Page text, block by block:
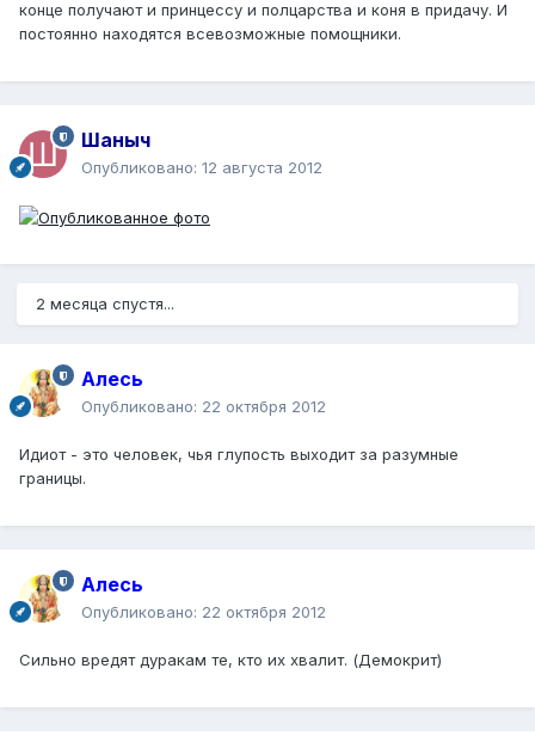
конце получают и принцессу и полцарства и коня в придачу. И
постоянно находятся всевозможные помощники.
Шаныч
Опубликовано: 12 августа 2012
2 месяца спустя...
Алесь
Опубликовано: 22 октября 2012
Идиот - это человек, чья глупость выходит за разумные
границы.
Алесь
Опубликовано: 22 октября 2012
Сильно вредят дуракам те, кто их хвалит. (Демокрит)